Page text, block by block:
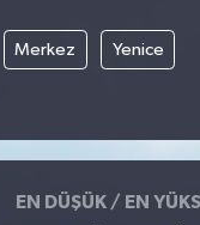
Merkez Yenice
EN DÜŞÜK / EN